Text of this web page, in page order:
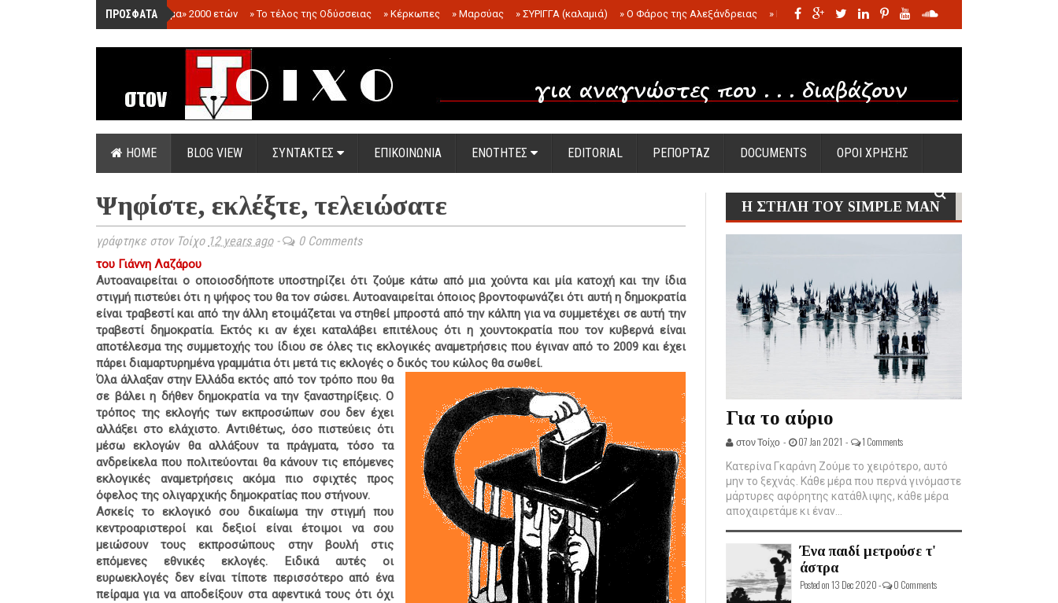
ΠΡΟΣΦΑΤΑ
»«Ολόγραμμα» 2000 ετών »Το τέλος της Οδύσσειας » Κέρκωπες » Μαρσύας » ΣΥΡΙΓΓΑ (καλαμιά) » Ο Φάρος της Αλεξάνδρειας » Η σφαγή των νηπίων της Σάντας
.
HOME BLOG VIEW ΣΥΝΤΑΚΤΕΣ ΕΠΙΚΟΙΝΩΝΙΑ ΕΝΟΤΗΤΕΣ EDITORIAL ΡΕΠΟΡΤΑΖ DOCUMENTS ΟΡΟΙ ΧΡΗΣΗΣ
Ψηφίστε, εκλέξτε, τελειώσατε
γράφτηκε στον Τοίχο 12 years ago- 0 Comments
του Γιάννη Λαζάρου
Αυτοαναιρείται ο οποιοσδήποτε υποστηρίζει ότι ζούμε κάτω από μια χούντα και μία κατοχή και την ίδια
στιγμή πιστεύει ότι η ψήφος του θα τον σώσει. Αυτοαναιρείται όποιος βροντοφωνάζει ότι αυτή η δημοκρατία
είναι τραβεστί και από την άλλη ετοιμάζεται να στηθεί μπροστά από την κάλπη για να συμμετέχει σε αυτή την
τραβεστί δημοκρατία. Εκτός κι αν έχει καταλάβει επιτέλους ότι η χουντοκρατία που τον κυβερνά είναι
αποτέλεσμα της συμμετοχής του ίδιου σε όλες τις εκλογικές αναμετρήσεις που έγιναν από το 2009 και έχει
πάρει διαμαρτυρημένα γραμμάτια ότι μετά τις εκλογές ο δικός του κώλος θα σωθεί.
Όλα άλλαξαν στην Ελλάδα εκτός από τον τρόπο που θα
σε βάλει η δήθεν δημοκρατία να την ξαναστηρίξεις. Ο
τρόπος της εκλογής των εκπροσώπων σου δεν έχει
αλλάξει στο ελάχιστο. Αντιθέτως, όσο πιστεύεις ότι
μέσω εκλογών θα αλλάξουν τα πράγματα, τόσο τα
ανδρείκελα που πολιτεύονται θα κάνουν τις επόμενες
εκλογικές αναμετρήσεις ακόμα πιο σφιχτές προς
όφελος της ολιγαρχικής δημοκρατίας που στήνουν.
Ασκείς το εκλογικό σου δικαίωμα την στιγμή που
κεντροαριστεροί και δεξιοί είναι έτοιμοι να σου
μειώσουν τους εκπροσώπους στην βουλή στις
επόμενες εθνικές εκλογές. Ειδικά αυτές οι
ευρωεκλογές δεν είναι τίποτε περισσότερο από ένα
πείραμα για να αποδείξουν στα αφεντικά τους ότι όχι
Η ΣΤΗΛΗ ΤΟΥ SIMPLE MAN
Για το αύριο
στον Τοίχο - 07 Jan 2021 - 1 Comments
Κατερίνα Γκαράνη Ζούμε το χειρότερο, αυτό
μην το ξεχνάς. Κάθε μέρα που περνά γινόμαστε
μάρτυρες αφόρητης κατάθλιψης, κάθε μέρα
αποχαιρετάμε κι έναν...
Ένα παιδί μετρούσε τ'
άστρα
Posted on 13 Dec 2020 - 0 Comments